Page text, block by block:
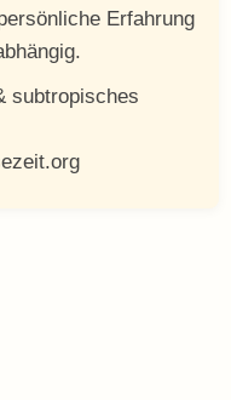
Erfahrung
subtropisches